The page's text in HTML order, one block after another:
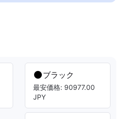
ブラック
最安価格: 90977.00
JPY